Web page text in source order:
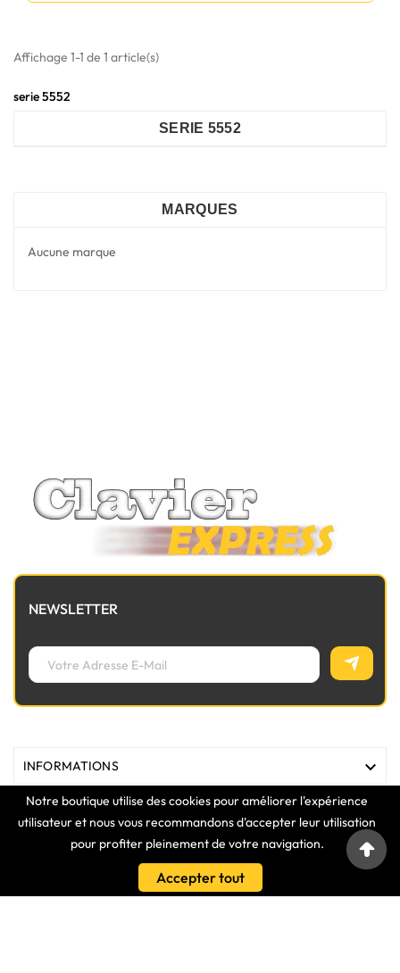
Notre boutique utilise des cookies pour améliorer l'expérience
utilisateur et nous vous recommandons d'accepter leur utilisation
pour profiter pleinement de votre navigation.
Accepter tout
Affichage 1-1 de 1 article(s)
serie 5552
SERIE 5552
MARQUES
Aucune marque
NEWSLETTER
INFORMATIONS 

